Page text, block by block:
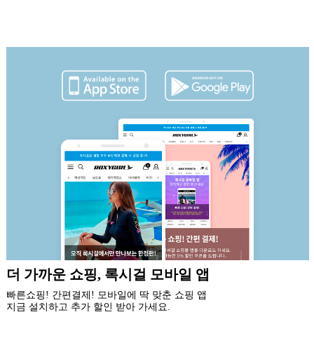
신규 회원 가입시
5% 즉시 할인 쿠폰과 5만원 할인 쿠폰팩,
최대 20% 생일 쿠폰 혜택을 드립니다.